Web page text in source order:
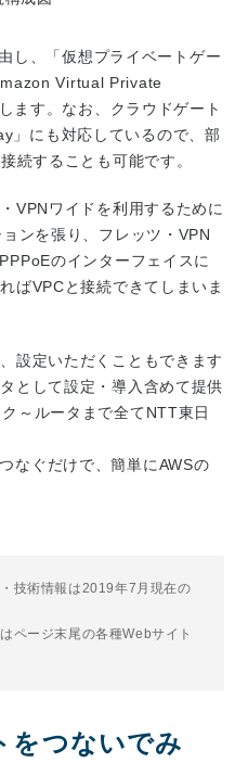
し、「仮想プライベートゲー
Virtual Private
ます。なお、クラウドゲート
」にも対応しているので、部
続することも可能です。
VPNワイドを利用するために
ンを張り、フレッツ・VPN
のインターフェイスに
ばVPCと接続できてしまいま
設定いただくこともできます
として設定・導入含めて提供
～ルータまで全てNTT東日
なぐだけで、簡単にAWSの
技術情報は2019年7月現在の
ページ末尾の各種Webサイト
をつないでみ